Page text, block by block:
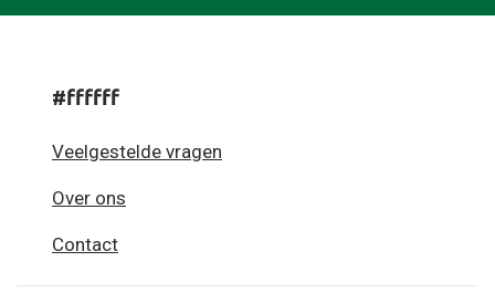
#ffffff
Veelgestelde vragen
Over ons
Contact